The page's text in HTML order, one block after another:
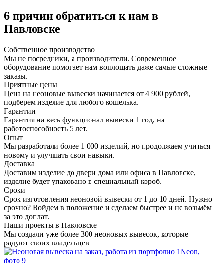
6 причин обратиться к нам в
Павловске
Собственное производство
Мы не посредники, а производители. Современное
оборудование помогает нам воплощать даже самые сложные
заказы.
Приятные цены
Цена на неоновые вывески начинается от 4 900 рублей,
подберем изделие для любого кошелька.
Гарантии
Гарантия на весь функционал вывески 1 год, на
работоспособность 5 лет.
Опыт
Мы разработали более 1 000 изделий, но продолжаем учиться
новому и улучшать свои навыки.
Доставка
Доставим изделие до двери дома или офиса в Павловске,
изделие будет упаковано в специальный короб.
Сроки
Срок изготовления неоновой вывески от 1 до 10 дней. Нужно
срочно? Войдем в положение и сделаем быстрее и не возьмём
за это доплат.
Наши проекты в Павловске
Мы создали уже более 300 неоновых вывесок, которые
радуют своих владельцев